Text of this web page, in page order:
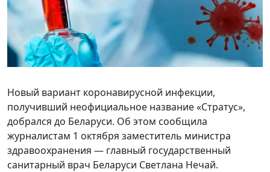
Новый вариант коронавирусной инфекции,
получивший неофициальное название «Стратус»,
добрался до Беларуси. Об этом сообщила
журналистам 1 октября заместитель министра
здравоохранения — главный государственный
санитарный врач Беларуси Светлана Нечай.